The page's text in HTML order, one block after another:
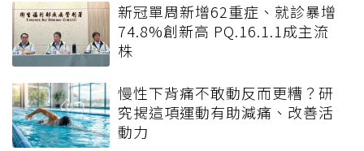
新冠單周新增62重症、就診暴增
74.8%創新高 PQ.16.1.1成主流
株
慢性下背痛不敢動反而更糟？研
究揭這項運動有助減痛、改善活
動力